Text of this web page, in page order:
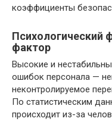
коэффициенты
Психологический
фактор
Высокие и
ошибок персонала —
неконтролируемое
По статистическим
происходит из-за